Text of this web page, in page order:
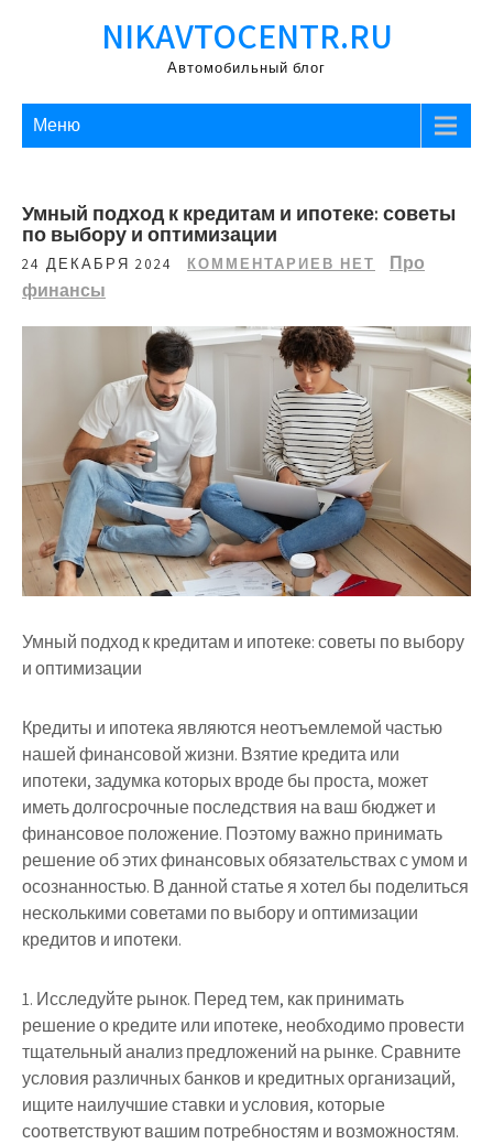
NIKAVTOCENTR.RU
Автомобильный блог
Меню
Умный подход к кредитам и ипотеке: советы
по выбору и оптимизации
24 ДЕКАБРЯ 2024 КОММЕНТАРИЕВ НЕТ
Про
финансы
Умный подход к кредитам и ипотеке: советы по выбору
и оптимизации
Кредиты и ипотека являются неотъемлемой частью
нашей финансовой жизни. Взятие кредита или
ипотеки, задумка которых вроде бы проста, может
иметь долгосрочные последствия на ваш бюджет и
финансовое положение. Поэтому важно принимать
решение об этих финансовых обязательствах с умом и
осознанностью. В данной статье я хотел бы поделиться
несколькими советами по выбору и оптимизации
кредитов и ипотеки.
1. Исследуйте рынок. Перед тем, как принимать
решение о кредите или ипотеке, необходимо провести
тщательный анализ предложений на рынке. Сравните
условия различных банков и кредитных организаций,
ищите наилучшие ставки и условия, которые
соответствуют вашим потребностям и возможностям.